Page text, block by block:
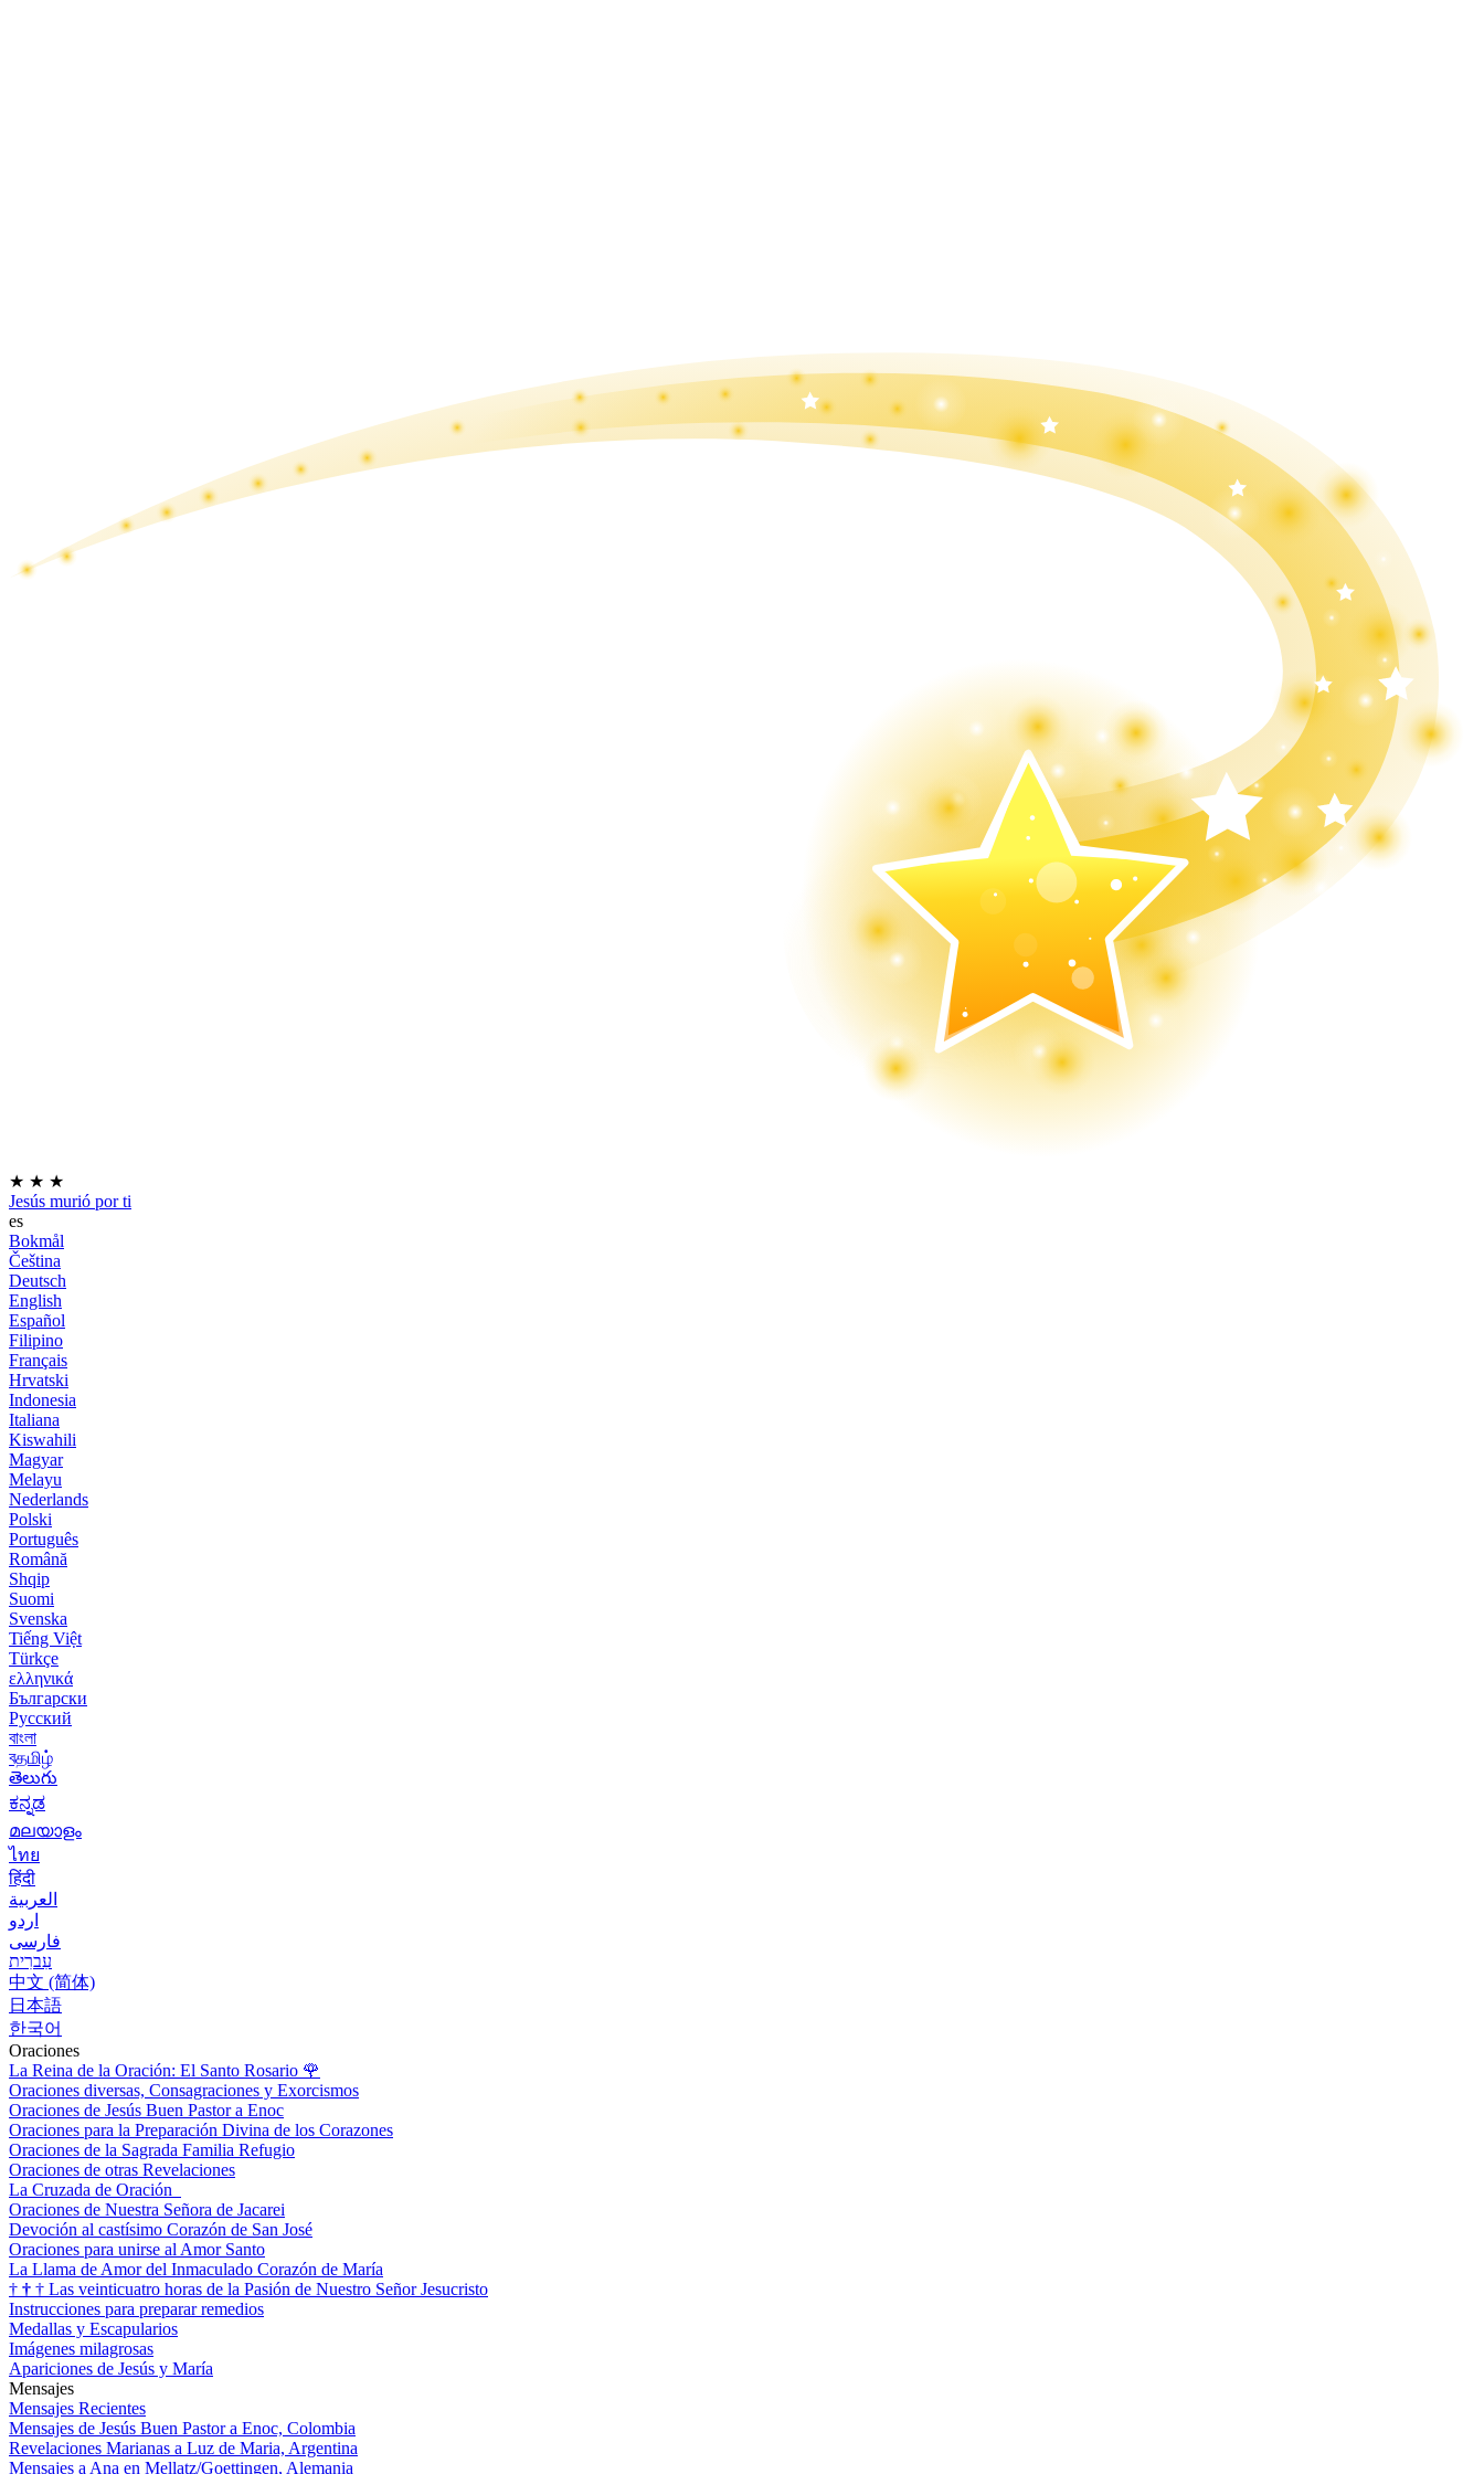
★ ★ ★
Jesús murió por ti
es
Bokmål
Čeština
Deutsch
English
Español
Filipino
Français
Hrvatski
Indonesia
Italiana
Kiswahili
Magyar
Melayu
Nederlands
Polski
Português
Română
Shqip
Suomi
Svenska
Tiếng Việt
Türkçe
ελληνικά
Български
Русский
বাংলা
বதமிழ்
తెలుగు
ಕನ್ನಡ
മലയാളം
ไทย
हिंदी
العربية
اردو
فارسی
עִברִית
中文 (简体)
日本語
한국어
Oraciones
La Reina de la Oración: El Santo Rosario 🌹
Oraciones diversas, Consagraciones y Exorcismos
Oraciones de Jesús Buen Pastor a Enoc
Oraciones para la Preparación Divina de los Corazones
Oraciones de la Sagrada Familia Refugio
Oraciones de otras Revelaciones
La Cruzada de Oración
Oraciones de Nuestra Señora de Jacarei
Devoción al castísimo Corazón de San José
Oraciones para unirse al Amor Santo
La Llama de Amor del Inmaculado Corazón de María
† † † Las veinticuatro horas de la Pasión de Nuestro Señor Jesucristo
Instrucciones para preparar remedios
Medallas y Escapularios
Imágenes milagrosas
Apariciones de Jesús y María
Mensajes
Mensajes Recientes
Mensajes de Jesús Buen Pastor a Enoc, Colombia
Revelaciones Marianas a Luz de Maria, Argentina
Mensajes a Ana en Mellatz/Goettingen, Alemania